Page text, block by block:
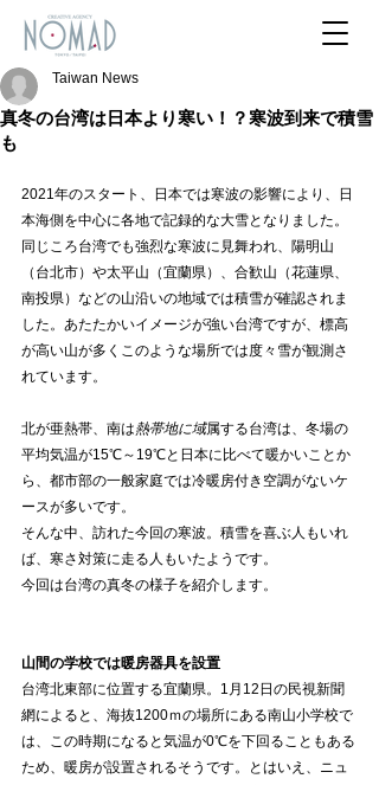
真冬の台湾は日本より寒い！？寒波到来で積雪
も
Taiwan News
2021年のスタート、日本では寒波の影響により、日
本海側を中心に各地で記録的な大雪となりました。
同じころ台湾でも強烈な寒波に見舞われ、陽明山
（台北市）や太平山（宜蘭県）、合歓山（花蓮県、
南投県）などの山沿いの地域では積雪が確認されま
した。あたたかいイメージが強い台湾ですが、標高
が高い山が多くこのような場所では度々雪が観測さ
れています。
北が亜熱帯、南は熱帯地に域属する台湾は、冬場の
平均気温が15℃～19℃と日本に比べて暖かいことか
ら、都市部の一般家庭では冷暖房付き空調がないケ
ースが多いです。
そんな中、訪れた今回の寒波。積雪を喜ぶ人もいれ
ば、寒さ対策に走る人もいたようです。
今回は台湾の真冬の様子を紹介します。
山間の学校では暖房器具を設置
台湾北東部に位置する宜蘭県。1月12日の民視新聞
網によると、海抜1200ｍの場所にある南山小学校で
は、この時期になると気温が0℃を下回ることもある
ため、暖房が設置されるそうです。とはいえ、ニュ